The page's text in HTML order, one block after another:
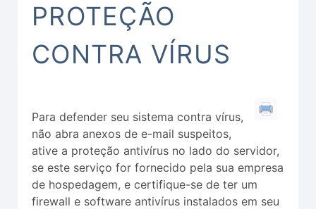
PROTEÇÃO
CONTRA VÍRUS
Para defender seu sistema contra vírus,
não abra anexos de e-mail suspeitos,
ative a proteção antivírus no lado do servidor,
se este serviço for fornecido pela sua empresa
de hospedagem, e certifique-se de ter um
firewall e software antivírus instalados em seu